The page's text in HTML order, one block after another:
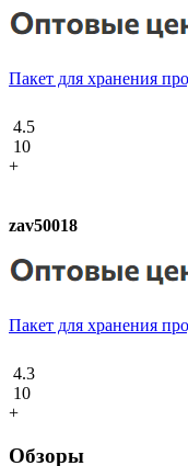
Пакет для хранения
4.5
10
+
zav50018
Пакет для хранения
4.3
10
+
Обзоры